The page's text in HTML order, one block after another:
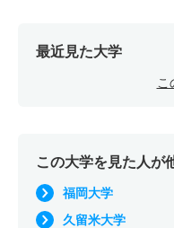
最近見た大学
こ
この大学を見た人が
福岡大学
久留米大学